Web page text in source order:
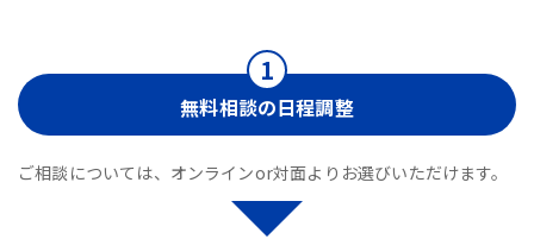
無料相談の日程調整
ご相談については、オンラインor対面よりお選びいただけます。